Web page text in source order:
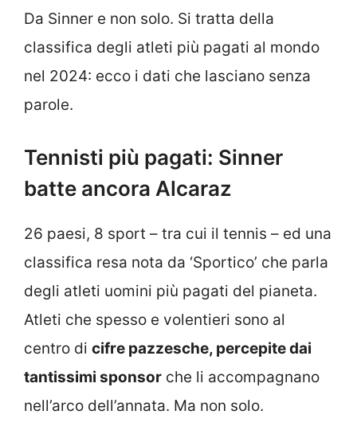
Da Sinner e non solo. Si tratta della
classifica degli atleti più pagati al mondo
nel 2024: ecco i dati che lasciano senza
parole.
Tennisti più pagati: Sinner
batte ancora Alcaraz
26 paesi, 8 sport – tra cui il tennis – ed una
classifica resa nota da ‘Sportico’ che parla
degli atleti uomini più pagati del pianeta.
Atleti che spesso e volentieri sono al
centro di cifre pazzesche, percepite dai
tantissimi sponsor che li accompagnano
nell’arco dell’annata. Ma non solo.